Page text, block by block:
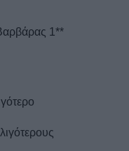
1**